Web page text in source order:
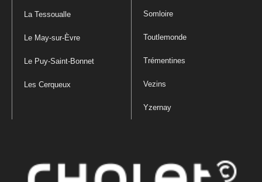
La Tessoualle
Le May-sur-Èvre
Le Puy-Saint-Bonnet
Les Cerqueux
Somloire
Toutlemonde
Trémentines
Vezins
Yzernay